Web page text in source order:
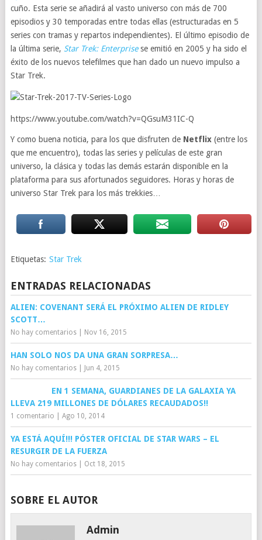
cuño. Esta serie se añadirá al vasto universo con más de 700
episodios y 30 temporadas entre todas ellas (estructuradas en 5
series con tramas y repartos independientes). El último episodio de
la última serie, Star Trek: Enterprisese emitió en 2005 y ha sido el
éxito de los nuevos telefilmes que han dado un nuevo impulso a
Star Trek.
https://www.youtube.com/watch?v=QGsuM31IC-Q
Y como buena noticia, para los que disfruten de Netflix(entre los
que me encuentro), todas las series y películas de este gran
universo, la clásica y todas las demás estarán disponible en la
plataforma para sus afortunados seguidores. Horas y horas de
universo Star Trek para los más trekkies…
Etiquetas: Star Trek
ENTRADAS RELACIONADAS
ALIEN: COVENANT SERÁ EL PRÓXIMO ALIEN DE RIDLEY
SCOTT…
No hay comentarios| Nov 16, 2015
HAN SOLO NOS DA UNA GRAN SORPRESA…
No hay comentarios| Jun 4, 2015
EN 1 SEMANA, GUARDIANES DE LA GALAXIA YA
LLEVA 219 MILLONES DE DÓLARES RECAUDADOS!!
1 comentario Ago 10, 2014
YA ESTÁ AQUÍ!!! PÓSTER OFICIAL DE STAR WARS – EL
RESURGIR DE LA FUERZA
No hay comentarios| Oct 18, 2015
SOBRE EL AUTOR
Admin